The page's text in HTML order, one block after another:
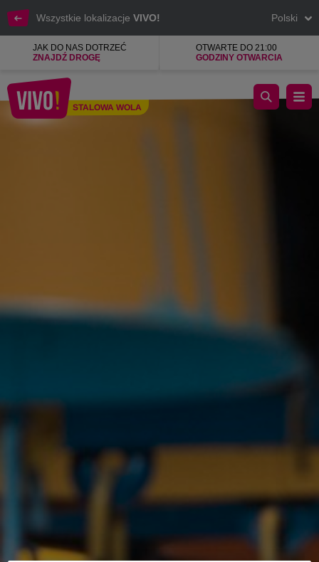
Wszystkie lokalizacje VIVO! Polski
JAK DO NAS DOTRZEĆ
ZNAJDŹ DROGĘ
OTWARTE DO 21:00
GODZINY OTWARCIA
STALOWA WOLA
Streetwearowa Marka Młodzieżowa